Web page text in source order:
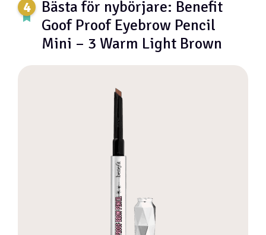
Bästa för nybörjare: Benefit
Goof Proof Eyebrow Pencil
Mini – 3 Warm Light Brown